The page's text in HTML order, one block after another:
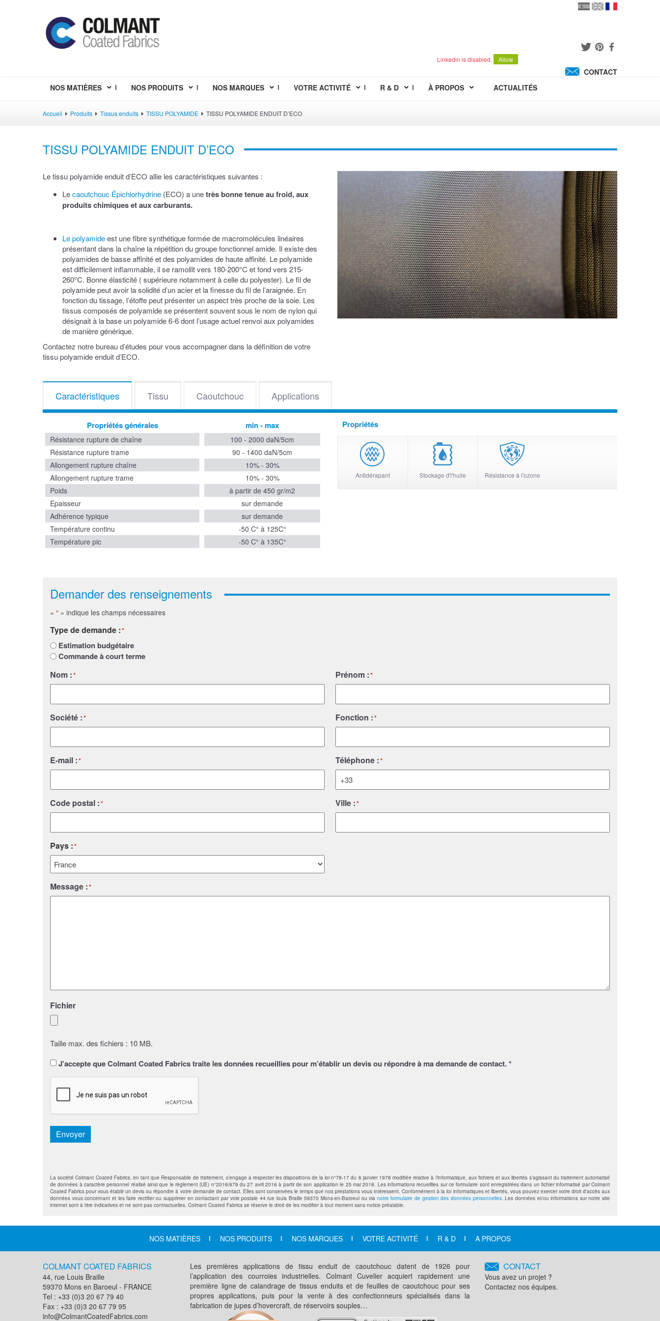
Linkedin is disabled. Allow
CONTACT
NOS MATIÈRES
NOS PRODUITS NOS MARQUES VOTRE ACTIVITÉ R & D À PROPOS ACTUALITÉS
Accueil Produits Tissus enduits TISSU POLYAMIDE TISSU POLYAMIDE ENDUIT D’ECO
TISSU POLYAMIDE ENDUIT D’ECO
Le tissu polyamide enduit d’ECO allie les caractéristiques suivantes :
Lecaoutchouc Épichlorhydrine (ECO) a unetrès bonne tenue au froid, aux
produits chimiques et aux carburants.
Le polyamideest une fibre synthétique formée de macromolécules linéaires
présentant dans la chaîne la répétition du groupe fonctionnel amide. Il existe des
polyamides de basse affinité et des polyamides de haute affinité. Le polyamide
est difficilement inflammable, il se ramollit vers 180-200°C et fond vers 215-
260°C. Bonne élasticité ( supérieure notamment à celle du polyester). Le fil de
polyamide peut avoir la solidité d’un acier et la finesse du fil de l’araignée. En
fonction du tissage, l’étoffe peut présenter un aspect très proche de la soie. Les
tissus composés de polyamide se présentent souvent sous le nom de nylon qui
désignait à la base un polyamide 6-6 dont l’usage actuel renvoi aux polyamides
de manière générique.
Contactez notre bureau d’études pour vous accompagner dans la définition de votre
tissu polyamide enduit d’ECO.
Caractéristiques Tissu Caoutchouc Applications
Propriétés générales min - max
Résistance rupture de chaîne
100 - 2000 daN/5cm
Résistance rupture trame
90 - 1400 daN/5cm
Allongement rupture chaîne
10% - 30%
Allongement rupture trame
10% - 30%
Poids
à partir de 450 gr/m2
Epaisseur
sur demande
Adhérence typique
sur demande
Température continu
-50 C° à 125C°
Température pic
-50 C° à 135C°
Propriétés
Antidérapant Stockage d'l'huile Résistance à l'ozone
Demander des renseignements
« * » indique les champs nécessaires
Type de demande :*
Estimation budgétaire
Commande à court terme
Nom :* Prénom :*
Société :* Fonction :*
E-mail :* Téléphone :*
Code postal :* Ville :*
Pays :*
Message :*
Fichier
Taille max. des fichiers : 10 MB.
SansJ’accepte que Colmant Coated Fabrics traite les données recueillies pour m’établir un devis ou répondre à ma demande de contact. *
CAPTCHA
Envoyer
La société Colmant Coated Fabrics, en tant que Responsable de traitement, s’engage à respecter les dispositions de la loi n°78-17 du 6 janvier 1978 modifiée relative à l’informatique, aux fichiers et aux libertés s’agissant du traitement automatisé
de données à caractère personnel réalisé ainsi que le règlement (UE) n°2016/679 du 27 avril 2016 à partir de son application le 25 mai 2018. Les informations recueillies sur ce formulaire sont enregistrées dans un fichier informatisé par Colmant
Coated Fabrics pour vous établir un devis ou répondre à votre demande de contact. Elles sont conservées le temps que nos prestations vous intéressent. Conformément à la loi informatiques et libertés, vous pouvez exercer votre droit d'accès aux
données vous concernant et les faire rectifier ou supprimer en contactant par voie postale 44 rue louis Braille 59370 Mons-en-Baroeul ou via notre formulaire de gestion des données personnelles. Les données et/ou informations sur notre site
internet sont à titre indicatives et ne sont pas contractuelles. Colmant Coated Fabrics se réserve le droit de les modifier à tout moment sans notice préalable.
NOS MATIÈRES NOS PRODUITS NOS MARQUES VOTRE ACTIVITÉ R & D A PROPOS
COLMANT COATED FABRICS
44, rue Louis Braille
59370 Mons en Baroeul - FRANCE
Tel : +33 (0)3 20 67 79 40
Fax : +33 (0)3 20 67 79 95
info@ColmantCoatedFabrics.com
Les premières applications de tissu enduit de caoutchouc datent de 1926 pour
l’application des courroies industrielles. Colmant Cuvelier acquiert rapidement une
première ligne de calandrage de tissus enduits et de feuilles de caoutchouc pour ses
propres applications, puis pour la vente à des confectionneurs spécialisés dans la
fabrication de jupes d’hovercraft, de réservoirs souples…
CONTACT
Vous avez un projet ?
Contactez nos équipes.